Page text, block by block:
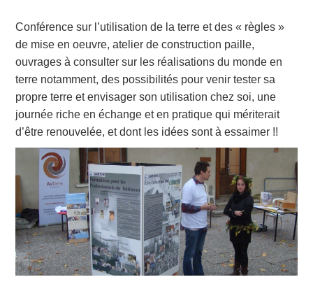
Conférence sur l’utilisation de la terre et des « règles »
de mise en oeuvre, atelier de construction paille,
ouvrages à consulter sur les réalisations du monde en
terre notamment, des possibilités pour venir tester sa
propre terre et envisager son utilisation chez soi, une
journée riche en échange et en pratique qui mériterait
d’être renouvelée, et dont les idées sont à essaimer !!